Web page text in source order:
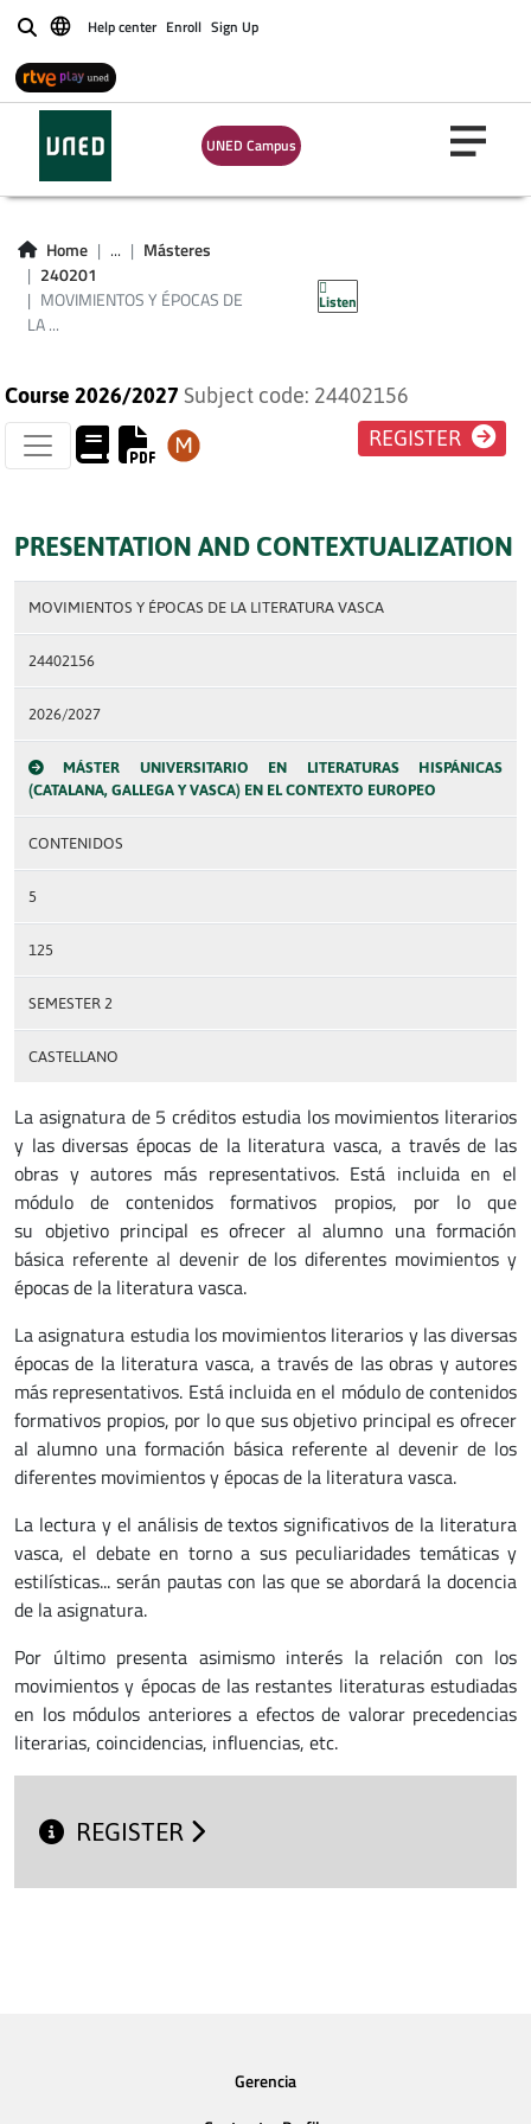
BuscarHelp center Enroll Sign Up
UNED Campus
Home ...
Másteres
240201
MOVIMIENTOS Y ÉPOCAS DE
LA ...
Listen
MOVIMIENTOS Y
ÉPOCAS DE LA
LITERATURA VASCA
Course 2026/2027 Subject code: 24402156
REGISTER
PRESENTATION AND CONTEXTUALIZATION
MOVIMIENTOS Y ÉPOCAS DE LA LITERATURA VASCA
24402156
2026/2027
MÁSTER UNIVERSITARIO EN LITERATURAS HISPÁNICAS
(CATALANA, GALLEGA Y VASCA) EN EL CONTEXTO EUROPEO
CONTENIDOS
5
125
SEMESTER 2
CASTELLANO
La asignatura de 5 créditos estudia los movimientos literarios
y las diversas épocas de la literatura vasca, a través de las
obras y autores más representativos. Está incluida en el
módulo de contenidos formativos propios, por lo que
su objetivo principal es ofrecer al alumno una formación
básica referente al devenir de los diferentes movimientos y
épocas de la literatura vasca.
La asignatura estudia los movimientos literarios y las diversas
épocas de la literatura vasca, a través de las obras y autores
más representativos. Está incluida en el módulo de contenidos
formativos propios, por lo que sus objetivo principal es ofrecer
al alumno una formación básica referente al devenir de los
diferentes movimientos y épocas de la literatura vasca.
La lectura y el análisis de textos significativos de la literatura
vasca, el debate en torno a sus peculiaridades temáticas y
estilísticas... serán pautas con las que se abordará la docencia
de la asignatura.
Por último presenta asimismo interés la relación con los
movimientos y épocas de las restantes literaturas estudiadas
en los módulos anteriores a efectos de valorar precedencias
literarias, coincidencias, influencias, etc.
REGISTER
Gerencia